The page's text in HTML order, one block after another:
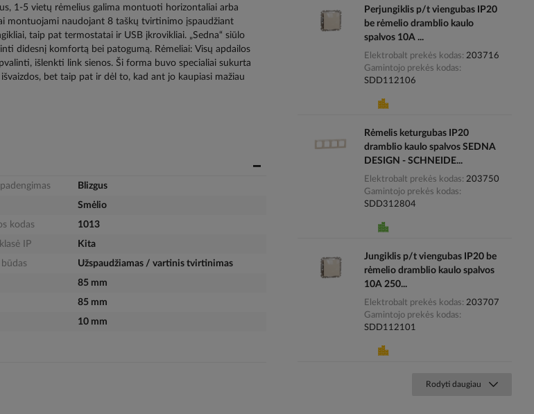
1-5 vietų rėmelius galima montuoti horizontaliai arba
montuojami naudojant 8 taškų tvirtinimo įspaudžiant
taip pat termostatai ir USB įkrovikliai. „Sedna“ siūlo
didesnį komfortą bei patogumą. Rėmeliai: Visų apdailos
išlenkti link sienos. Ši forma buvo specialiai sukurta
bet taip pat ir dėl to, kad ant jo kaupiasi mažiau
Blizgus
Smėlio
kodas
1013
IP
Kita
Užspaudžiamas / vartinis tvirtinimas
85 mm
85 mm
10 mm
Perjungiklis p/t viengubas IP20
be rėmelio dramblio kaulo
spalvos 10A ...
Elektrobalt prekės kodas 203716
Gamintojo prekės kodas
SDD112106
Rėmelis keturgubas IP20
dramblio kaulo spalvos SEDNA
DESIGN - SCHNEIDE...
Elektrobalt prekės kodas 203750
Gamintojo prekės kodas
SDD312804
Jungiklis p/t viengubas IP20 be
rėmelio dramblio kaulo spalvos
10A 250...
Elektrobalt prekės kodas 203707
Gamintojo prekės kodas
SDD112101
Rodyti daugiau